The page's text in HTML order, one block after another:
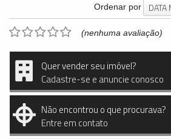
Ordenar por DATA
(nenhuma avaliação)
Quer vender seu imóvel?
Cadastre-se e anuncie conosco
Não encontrou o que procurava?
Entre em contato